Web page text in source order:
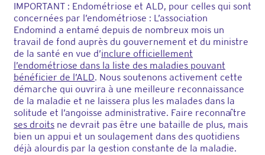
IMPORTANT : Endométriose et ALD, pour celles qui sont
concernées par l’endométriose : L’association
Endomind a entamé depuis de nombreux mois un
travail de fond auprès du gouvernement et du ministre
de la santé en vue d’inclure officiellement
l’endométriose dans la liste des maladies pouvant
bénéficier de l’ALD. Nous soutenons activement cette
démarche qui ouvrira à une meilleure reconnaissance
de la maladie et ne laissera plus les malades dans la
solitude et l’angoisse administrative. Faire reconnaître
ses droits ne devrait pas être une bataille de plus, mais
bien un appui et un soulagement dans des quotidiens
déjà alourdis par la gestion constante de la maladie.